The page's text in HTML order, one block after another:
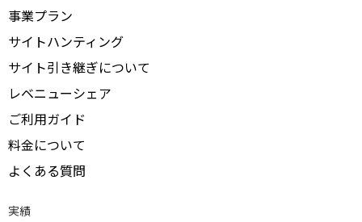
事業プラン
サイトハンティング
サイト引き継ぎについて
レベニューシェア
ご利用ガイド
料金について
よくある質問
実績